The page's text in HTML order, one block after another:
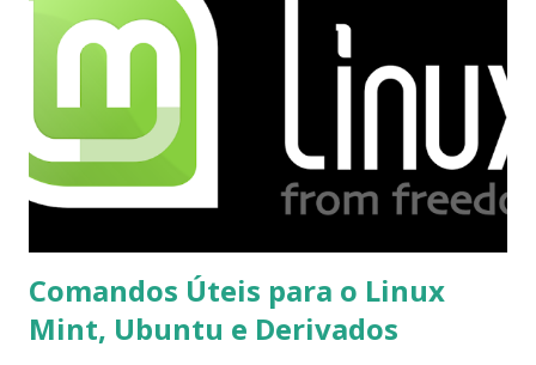
opções e o Pidgin, que se mostra como opção.
Comandos Úteis para o Linux
Mint, Ubuntu e Derivados